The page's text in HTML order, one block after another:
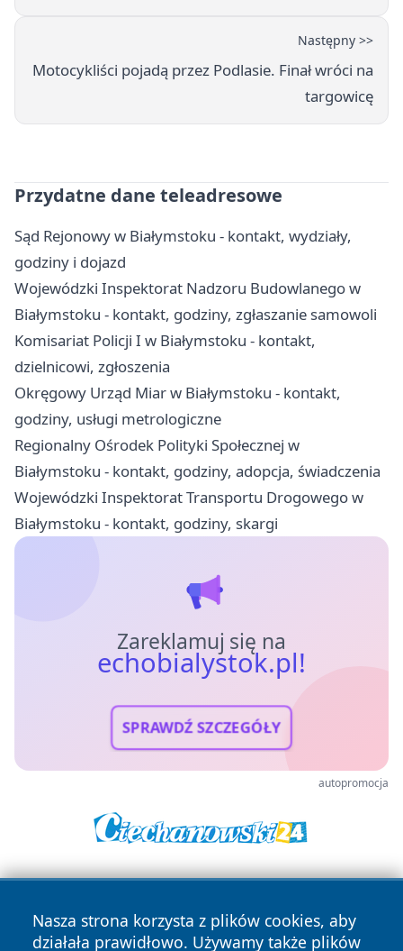
Następny >>
Motocykliści pojadą przez Podlasie. Finał wróci na
targowicę
Przydatne dane teleadresowe
Sąd Rejonowy w Białymstoku - kontakt, wydziały,
godziny i dojazd
Wojewódzki Inspektorat Nadzoru Budowlanego w
Białymstoku - kontakt, godziny, zgłaszanie samowoli
Komisariat Policji I w Białymstoku - kontakt,
dzielnicowi, zgłoszenia
Okręgowy Urząd Miar w Białymstoku - kontakt,
godziny, usługi metrologiczne
Regionalny Ośrodek Polityki Społecznej w
Białymstoku - kontakt, godziny, adopcja, świadczenia
Wojewódzki Inspektorat Transportu Drogowego w
Białymstoku - kontakt, godziny, skargi
Zareklamuj się na
echobialystok.pl!
SPRAWDŹ SZCZEGÓŁY
autopromocja
Nasza strona korzysta z plików cookies, aby
działała prawidłowo. Używamy także plików